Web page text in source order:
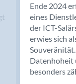
Bendern
Benken (SG)
Bergdietikon
Berlin
Bern
Bern - Liebefeld
Ende 2024
eines
der ICT-
erwies sich
Datenhoheit
besonders